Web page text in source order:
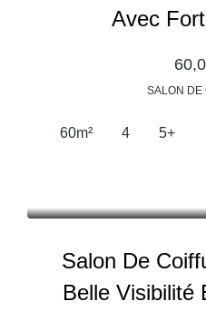
Avec
SALON DE
60m² 4 5+
Salon De
Belle Visibilité